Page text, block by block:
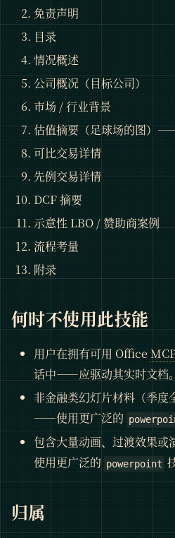
免责声明
目录
情况概述
公司概况（目标公司）
市场 / 行业背景
估值摘要（足球场的图）
可比交易详情
先例交易详情
DCF 摘要
示意性 LBO / 赞助商案例
流程考量
附录
何时不使用此技能
用户在拥有可用 Office
话中——应驱动其实时文档。
非金融类幻灯片材料（季度
——使用更广泛的
包含大量动画、过渡效果
使用更广泛的 powerpoint
归属